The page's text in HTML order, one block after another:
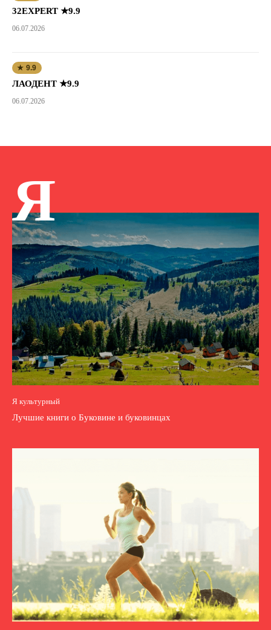
32EXPERT ★9.9
06.07.2026
★ 9.9
ЛАОДЕНТ ★9.9
06.07.2026
Я
Я культурный
Лучшие книги о Буковине и буковинцах